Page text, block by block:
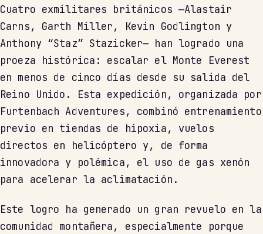
Cuatro exmilitares británicos —Alastair
Carns, Garth Miller, Kevin Godlington y
Anthony “Staz” Stazicker— han logrado una
proeza histórica: escalar el Monte Everest
en menos de cinco días desde su salida del
Reino Unido. Esta expedición, organizada por
Furtenbach Adventures, combinó entrenamiento
previo en tiendas de hipoxia, vuelos
directos en helicóptero y, de forma
innovadora y polémica, el uso de gas xenón
para acelerar la aclimatación.
Este logro ha generado un gran revuelo en la
comunidad montañera, especialmente porque